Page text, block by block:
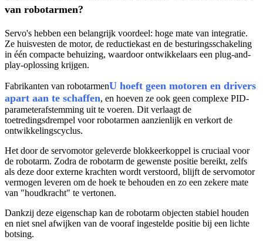
van robotarmen?
Servo's hebben een belangrijk voordeel: hoge mate van integratie.
Ze huisvesten de motor, de reductiekast en de besturingsschakeling
in één compacte behuizing, waardoor ontwikkelaars een plug-and-
play-oplossing krijgen.
Fabrikanten van robotarmenU hoeft geen motoren en drivers
apart aan te schaffen, en hoeven ze ook geen complexe PID-
parameterafstemming uit te voeren. Dit verlaagt de
toetredingsdrempel voor robotarmen aanzienlijk en verkort de
ontwikkelingscyclus.
Het door de servomotor geleverde blokkeerkoppel is cruciaal voor
de robotarm. Zodra de robotarm de gewenste positie bereikt, zelfs
als deze door externe krachten wordt verstoord, blijft de servomotor
vermogen leveren om de hoek te behouden en zo een zekere mate
van "houdkracht" te vertonen.
Dankzij deze eigenschap kan de robotarm objecten stabiel houden
en niet snel afwijken van de vooraf ingestelde positie bij een lichte
botsing.